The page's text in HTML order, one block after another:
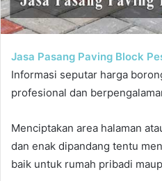
Jasa Pasang Paving Block
Informasi seputar harga
profesional dan
Menciptakan area halaman
dan enak dipandang tentu
baik untuk rumah pribadi